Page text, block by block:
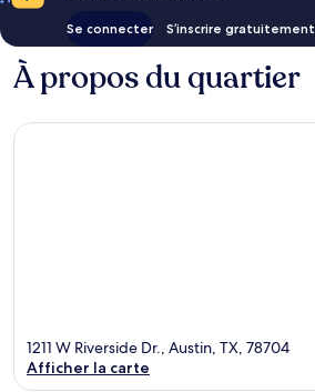
Se connecter S’inscrire gratuitement
À propos du quartier
1211 W Riverside Dr., Austin, TX, 78704
Afficher la carte